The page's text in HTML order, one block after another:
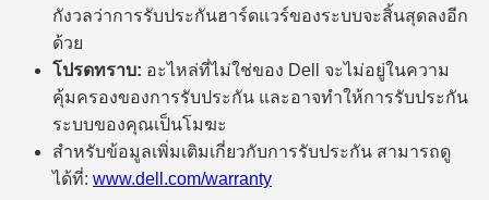
กังวลว่าการรับประกันฮาร์ดแวร์ของระบบจะสิ้นสุดลงอีก
ด้วย
โปรดทราบ: อะไหล่ที่ไม่ใช่ของ Dell จะไม่อยู่ในความ
คุ้มครองของการรับประกัน และอาจทำให้การรับประกัน
ระบบของคุณเป็นโมฆะ
สำหรับข้อมูลเพิ่มเติมเกี่ยวกับการรับประกัน สามารถดู
ได้ที่: www.dell.com/warranty